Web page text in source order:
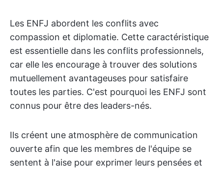
Les ENFJ abordent les conflits avec
compassion et diplomatie. Cette caractéristique
est essentielle dans les conflits professionnels,
car elle les encourage à trouver des solutions
mutuellement avantageuses pour satisfaire
toutes les parties. C'est pourquoi les ENFJ sont
connus pour être des leaders-nés.
Ils créent une atmosphère de communication
ouverte afin que les membres de l'équipe se
sentent à l'aise pour exprimer leurs pensées et